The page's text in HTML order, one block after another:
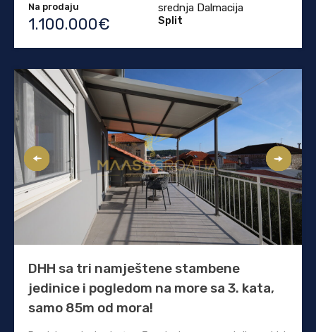
Na prodaju
1.100.000€
srednja Dalmacija
Split
DHH sa tri namještene stambene
jedinice i pogledom na more sa 3. kata,
samo 85m od mora!